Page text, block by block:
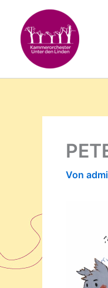
springen
Von